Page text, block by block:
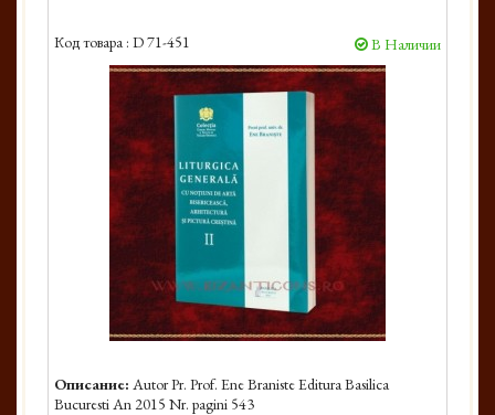
Код товара : D 71-451 В Наличии
Описание: Autor Pr. Prof. Ene Braniste Editura Basilica
Bucuresti An 2015 Nr. pagini 543